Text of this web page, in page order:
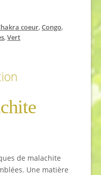
coeur,Congo,
,Vert
de malachite
Une matière